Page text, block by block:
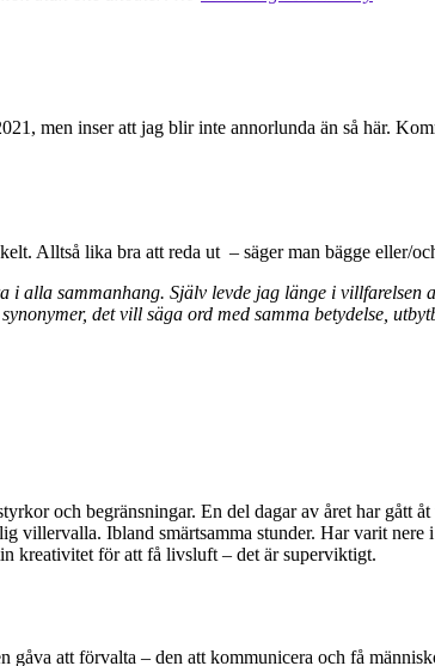
men inser att jag blir inte annorlunda än så här.
Alltså lika bra att reda ut – säger man bägge eller/
alla sammanhang. Själv levde jag länge i villfarelsen
det vill säga ord med samma betydelse,
och begränsningar. En del dagar av året har
villervalla. Ibland smärtsamma stunder. Har varit
kreativitet för att få livsluft – det är superviktigt.
gåva att förvalta – den att kommunicera och få